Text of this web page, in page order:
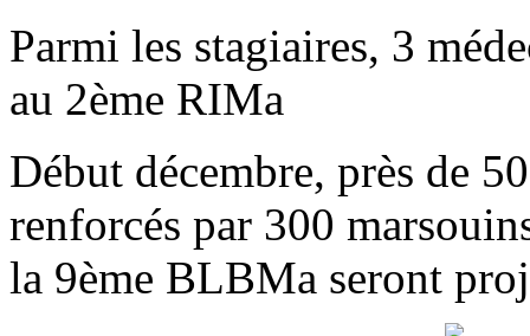
Parmi les stagiaires, 3
au 2ème RIMa
Début décembre, près de
renforcés par 300
la 9ème BLBMa seront